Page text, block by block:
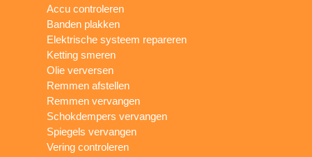
Accu controleren
Banden plakken
Elektrische systeem repareren
Ketting smeren
Olie verversen
Remmen afstellen
Remmen vervangen
Schokdempers vervangen
Spiegels vervangen
Vering controleren